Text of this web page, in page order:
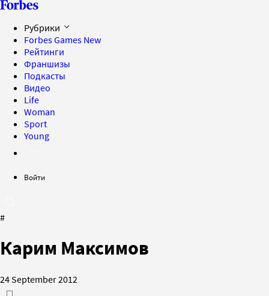
Рубрики
Forbes Games New
Рейтинги
Франшизы
Подкасты
Видео
Life
Woman
Sport
Young
Войти
#
Карим Максимов
24 September 2012